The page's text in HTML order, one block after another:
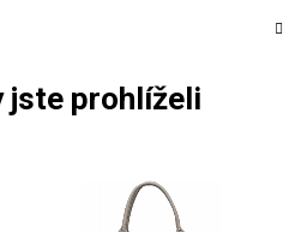
jste prohlíželi